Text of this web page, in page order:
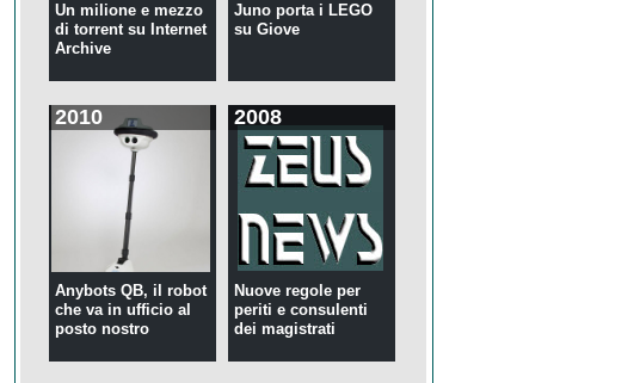
Un milione e mezzo
di torrent su Internet
Archive
Juno porta i LEGO
su Giove
2010
Anybots QB, il robot
che va in ufficio al
posto nostro
2008
Nuove regole per
periti e consulenti
dei magistrati